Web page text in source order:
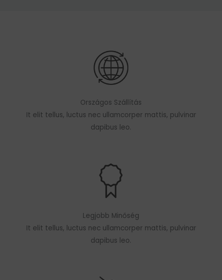
Országos Szállítás
It elit tellus, luctus nec ullamcorper mattis, pulvinar
dapibus leo.
Legjobb Minőség
It elit tellus, luctus nec ullamcorper mattis, pulvinar
dapibus leo.